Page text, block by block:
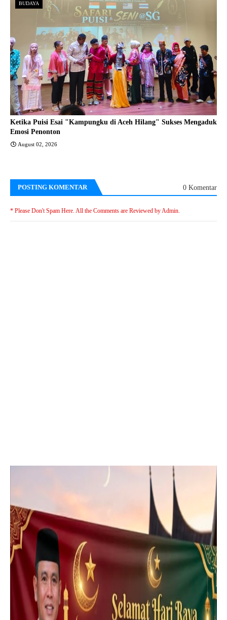
BUDAYA
Ketika Puisi Esai "Kampungku di Aceh Hilang" Sukses Mengaduk
Emosi Penonton
August 02, 2026
POSTING KOMENTAR 0 Komentar
* Please Don't Spam Here. All the Comments are Reviewed by Admin.